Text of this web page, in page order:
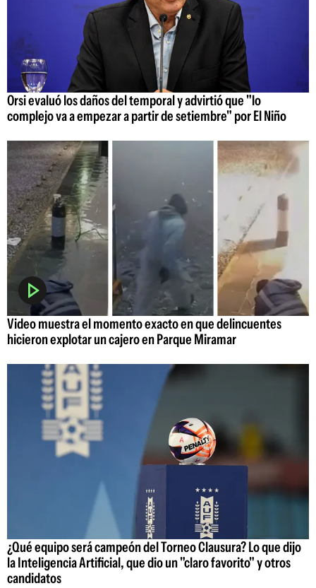
Orsi evaluó los daños del temporal y advirtió que "lo
complejo va a empezar a partir de setiembre" por El Niño
Video muestra el momento exacto en que delincuentes
hicieron explotar un cajero en Parque Miramar
¿Qué equipo será campeón del Torneo Clausura? Lo que dijo
la Inteligencia Artificial, que dio un "claro favorito" y otros
candidatos